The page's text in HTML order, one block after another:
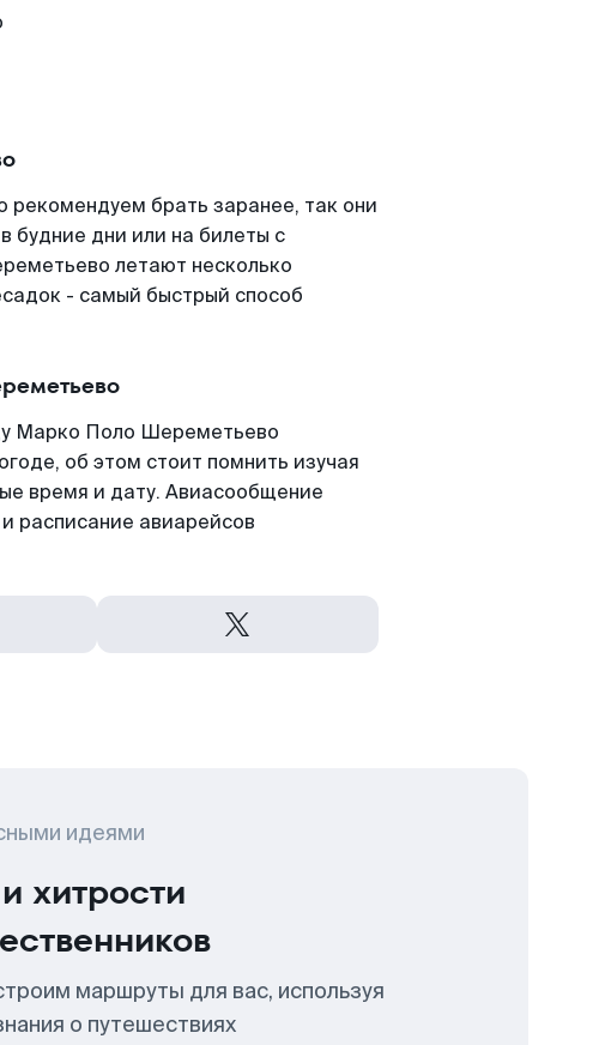
брать заранее, так они
будние дни или на билеты с
летают несколько
- самый быстрый способ
Марко Поло Шереметьево
об этом стоит помнить изучая
время и дату. Авиасообщение
расписание авиарейсов
идеями
хитрости
маршруты для вас, используя
о путешествиях